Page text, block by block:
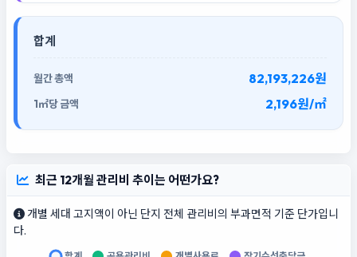
합계
82,193,226원
2,196원/㎡
최근 12개월 관리비 추이는 어떤가요?
개별 세대 고지액이 아닌 단지 전체 관리비의 부과면적 기준 단가입니
다.